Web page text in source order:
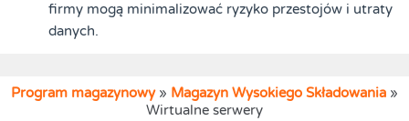
firmy mogą minimalizować ryzyko przestojów i utraty
danych.
Program magazynowy» Magazyn Wysokiego Składowania »
Wirtualne serwery